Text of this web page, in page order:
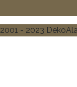
2001 - 2023